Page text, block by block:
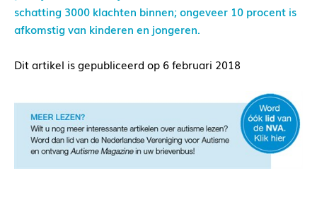
schatting 3000 klachten binnen; ongeveer 10 procent is
afkomstig van kinderen en jongeren.
Dit artikel is gepubliceerd op 6 februari 2018